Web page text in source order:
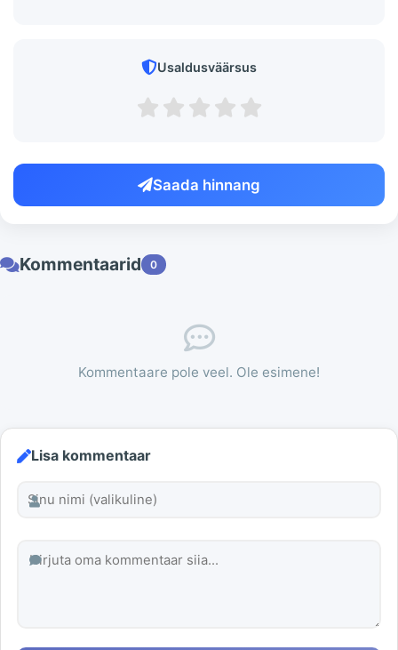
Usaldusväärsus
Saada hinnang
Kommentaarid 0
Kommentaare pole veel. Ole esimene!
Lisa kommentaar